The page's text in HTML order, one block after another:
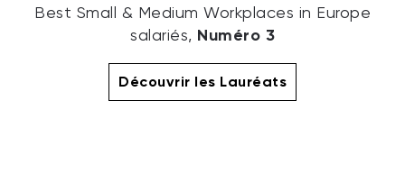
Best Small & Medium Workplaces in Europe
salariés, Numéro 3
Découvrir les Lauréats